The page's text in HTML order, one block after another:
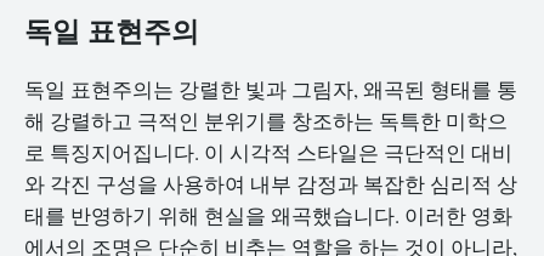
독일 표현주의
독일 표현주의는 강렬한 빛과 그림자, 왜곡된 형태를 통
해 강렬하고 극적인 분위기를 창조하는 독특한 미학으
로 특징지어집니다. 이 시각적 스타일은 극단적인 대비
와 각진 구성을 사용하여 내부 감정과 복잡한 심리적 상
태를 반영하기 위해 현실을 왜곡했습니다. 이러한 영화
에서의 조명은 단순히 비추는 역할을 하는 것이 아니라,